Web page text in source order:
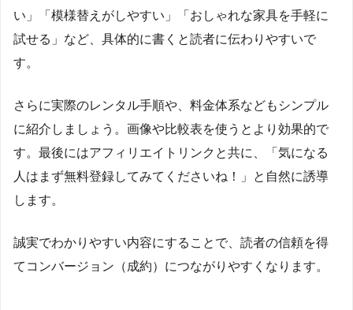
い」「模様替えがしやすい」「おしゃれな家具を手軽に
試せる」など、具体的に書くと読者に伝わりやすいで
す。
さらに実際のレンタル手順や、料金体系などもシンプル
に紹介しましょう。画像や比較表を使うとより効果的で
す。最後にはアフィリエイトリンクと共に、「気になる
人はまず無料登録してみてくださいね！」と自然に誘導
します。
誠実でわかりやすい内容にすることで、読者の信頼を得
てコンバージョン（成約）につながりやすくなります。